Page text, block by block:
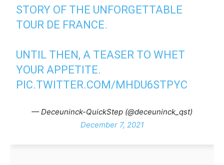
STORY OF THE UNFORGETTABLE
TOUR DE FRANCE.
UNTIL THEN, A TEASER TO WHET
YOUR APPETITE.
PIC.TWITTER.COM/MHDU6STPYC
— Deceuninck-QuickStep (@deceuninck_qst)
December 7, 2021